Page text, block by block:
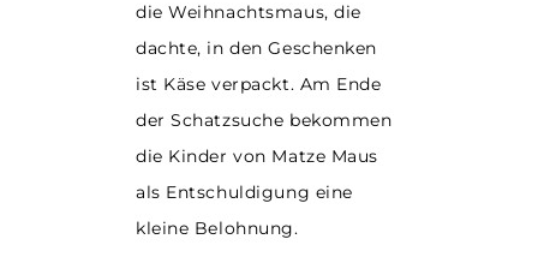
die Weihnachtsmaus, die
dachte, in den Geschenken
ist Käse verpackt. Am Ende
der Schatzsuche bekommen
die Kinder von Matze Maus
als Entschuldigung eine
kleine Belohnung.